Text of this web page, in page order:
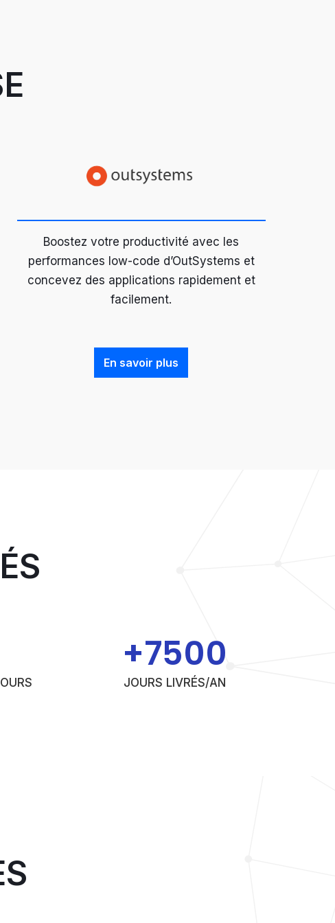
Boostez votre productivité avec les
performances low-code d’OutSystems et
concevez des applications rapidement et
facilement.
En savoir plus
+7500
JOURS LIVRÉS/AN